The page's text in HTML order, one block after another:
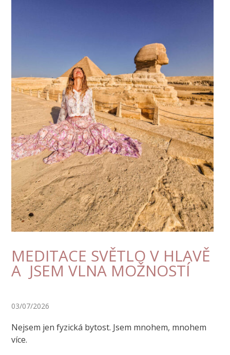
MEDITACE SVĚTLO V HLAVĚ
A JSEM VLNA MOŽNOSTÍ
03/07/2026
Nejsem jen fyzická bytost. Jsem mnohem, mnohem
více.